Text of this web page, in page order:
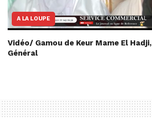
A LA LOUPE
Vidéo/ Gamou de Keur Mame El
Général